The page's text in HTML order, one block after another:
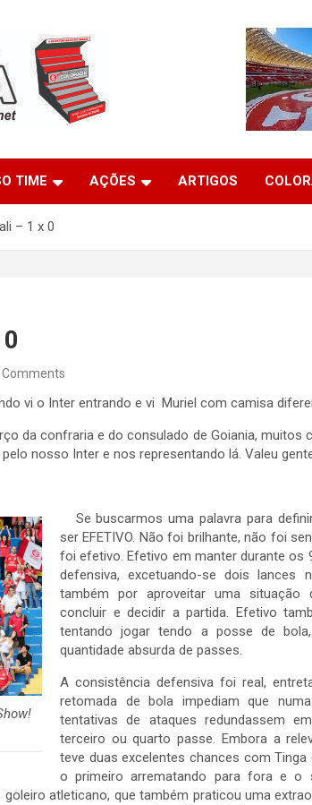
TIME AÇÕES ARTIGOS
– 1 x 0
Comments
vi o Inter entrando e vi Muriel com camisa
da confraria e do consulado de Goiania, muitos
nosso Inter e nos representando lá. Valeu
Se buscarmos uma palavra para
ser EFETIVO. Não foi brilhante, não foi
foi efetivo. Efetivo em manter durante os
defensiva, excetuando-se dois
também por aproveitar uma situação
concluir e decidir a partida. Efetivo
tentando jogar tendo a posse de
quantidade absurda de passes.
A consistência defensiva foi real,
retomada de bola impediam que
tentativas de ataques redundassem
terceiro ou quarto passe. Embora a
teve duas excelentes chances com Tinga
o primeiro arrematando para fora e o
atleticano, que também praticou uma